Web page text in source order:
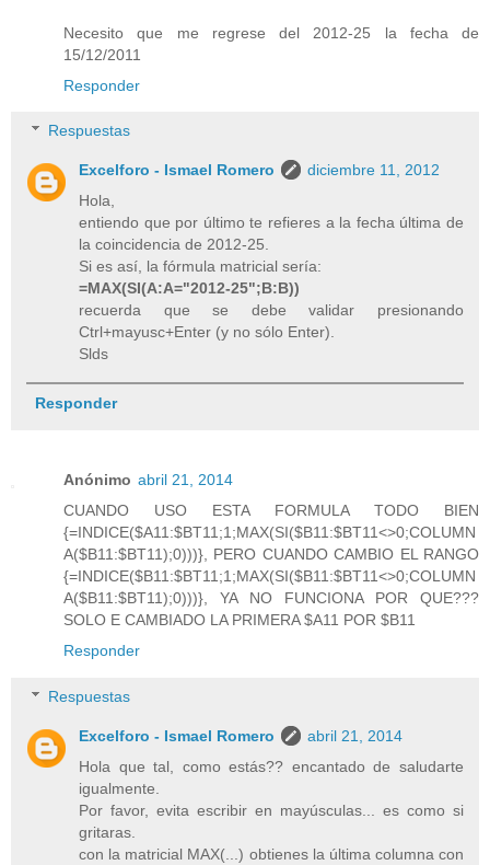
Necesito que me regrese del 2012-25 la fecha de
15/12/2011
Responder
Respuestas
Excelforo - Ismael Romero
diciembre 11, 2012
Hola,
entiendo que por último te refieres a la fecha última de
la coincidencia de 2012-25.
Si es así, la fórmula matricial sería:
=MAX(SI(A:A="2012-25";B:B))
recuerda que se debe validar presionando
Ctrl+mayusc+Enter (y no sólo Enter).
Slds
Responder
Anónimo abril 21, 2014
CUANDO USO ESTA FORMULA TODO BIEN
{=INDICE($A11:$BT11;1;MAX(SI($B11:$BT11<>0;COLUMN
A($B11:$BT11);0)))}, PERO CUANDO CAMBIO EL RANGO
{=INDICE($B11:$BT11;1;MAX(SI($B11:$BT11<>0;COLUMN
A($B11:$BT11);0)))}, YA NO FUNCIONA POR QUE???
SOLO E CAMBIADO LA PRIMERA $A11 POR $B11
Responder
Respuestas
Excelforo - Ismael Romero
abril 21, 2014
Hola que tal, como estás?? encantado de saludarte
igualmente.
Por favor, evita escribir en mayúsculas... es como si
gritaras.
con la matricial MAX(...) obtienes la última columna con